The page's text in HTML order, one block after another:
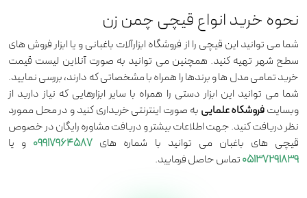
نحوه خرید انواع قیچی چمن زن
شما می توانید این قیچی را از فروشگاه ابزارآلات باغبانی و یا ابزار فروش های
سطح شهر تهیه کنید. همچنین می توانید به صورت آنلاین لیست قیمت
خرید تمامی مدل ها و برندها را همراه با مشخصاتی که دارند، بررسی نمایید.
شما می توانید این ابزار دستی را همراه با سایر ابزارهایی که نیاز دارید از
وبسایتفروشگاه علمایی به صورت اینترنتی خریداری کنید و در محل ممورد
نظر دریافت کنید. جهت اطلاعات بیشتر و دریافت مشاوره رایگان در خصوص
قیچی های باغبان می توانید با شماره های 09917964587 و یا
05137291839تماس حاصل فرمایید.